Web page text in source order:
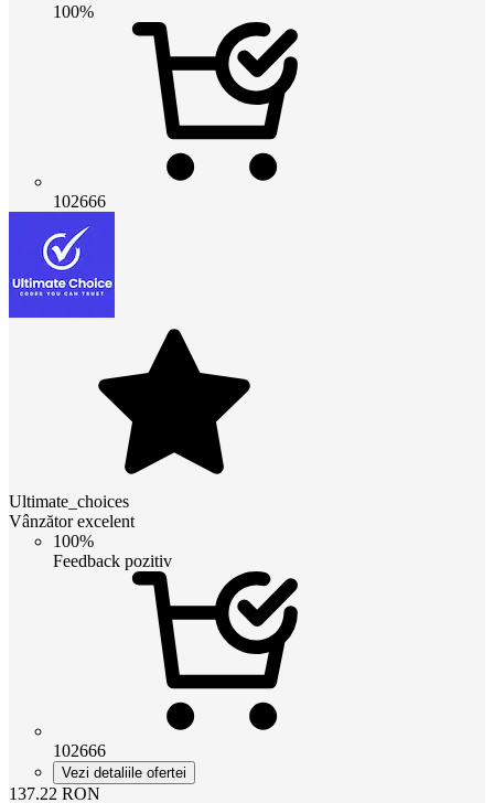
100%
102666
Ultimate_choices
Vânzător excelent
100%
Feedback pozitiv
102666
Vezi detaliile ofertei
137.22 RON